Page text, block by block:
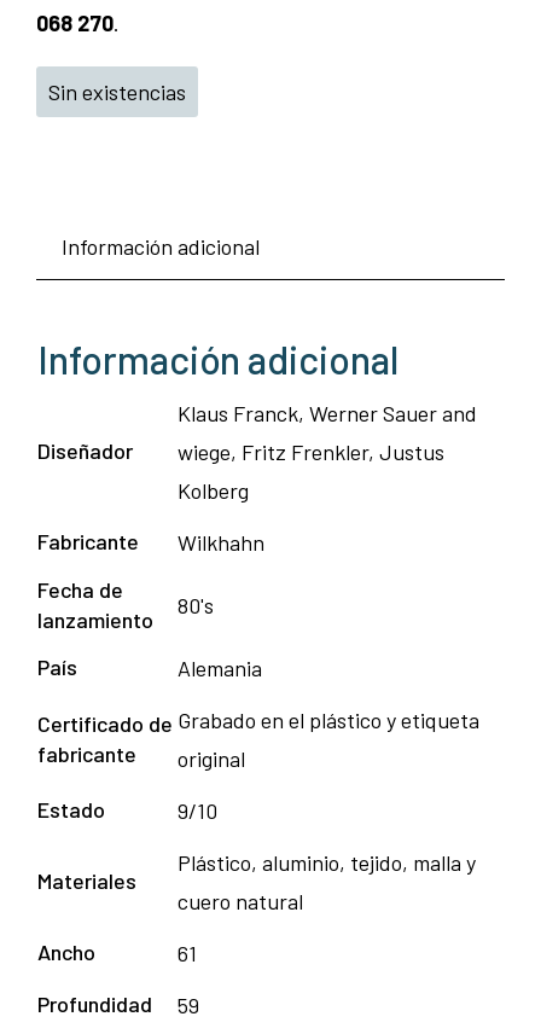
068 270.
Sin existencias
Información adicional
Información adicional
Diseñador
Klaus Franck, Werner Sauer and
wiege, Fritz Frenkler, Justus
Kolberg
Fabricante
Wilkhahn
Fecha de
lanzamiento
80's
País Alemania
Certificado de
fabricante
Grabado en el plástico y etiqueta
original
Estado
9/10
Materiales
Plástico, aluminio, tejido, malla y
cuero natural
Ancho
61
Profundidad
59